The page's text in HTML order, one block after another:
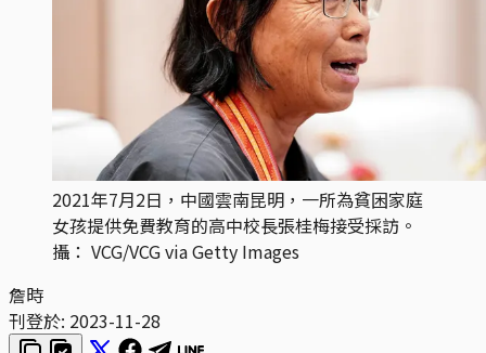
2021年7月2日，中國雲南昆明，一所為貧困家庭
女孩提供免費教育的高中校長張桂梅接受採訪。
攝： VCG/VCG via Getty Images
詹時
刊登於: 2023-11-28